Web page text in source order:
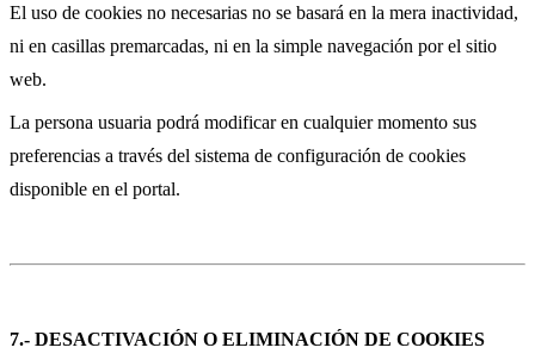
El uso de cookies no necesarias no se basará en la mera inactividad,
ni en casillas premarcadas, ni en la simple navegación por el sitio
web.
La persona usuaria podrá modificar en cualquier momento sus
preferencias a través del sistema de configuración de cookies
disponible en el portal.
7.- DESACTIVACIÓN O ELIMINACIÓN DE COOKIES